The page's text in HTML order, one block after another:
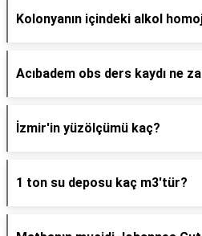
Kolonyanın içindeki alkol
Acıbadem obs ders kaydı ne
İzmir'in yüzölçümü kaç?
1 ton su deposu kaç m3'tür?